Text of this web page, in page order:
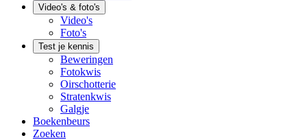
Video's & foto's
Video's
Foto's
Test je kennis
Beweringen
Fotokwis
Oirschotterie
Stratenkwis
Galgje
Boekenbeurs
Zoeken